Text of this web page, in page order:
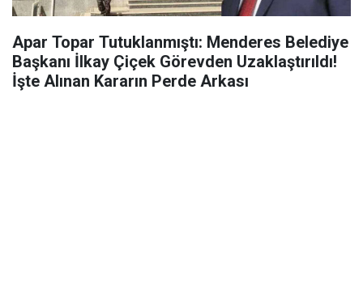
Apar Topar Tutuklanmıştı: Menderes Belediye
Başkanı İlkay Çiçek Görevden Uzaklaştırıldı!
İşte Alınan Kararın Perde Arkası